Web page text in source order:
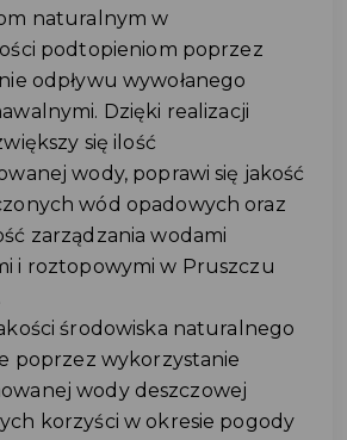
naturalnym w
podtopieniom poprzez
odpływu wywołanego
Dzięki realizacji
się ilość
wody, poprawi się jakość
wód opadowych oraz
zarządzania wodami
i roztopowymi w Pruszczu
środowiska naturalnego
poprzez wykorzystanie
wody deszczowej
korzyści w okresie pogody